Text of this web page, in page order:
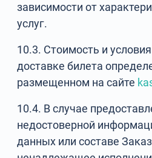
зависимости от
услуг.
10.3. Стоимость и
доставке билета
размещенном на сайте
10.4. В случае
недостоверной
данных или составе